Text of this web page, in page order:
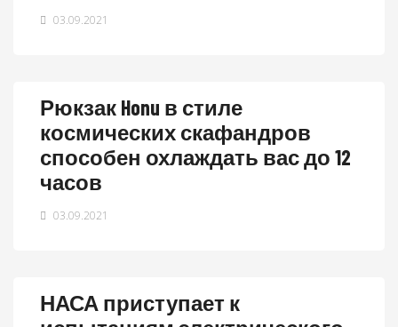
03.09.2021
Рюкзак Honu в стиле
космических скафандров
способен охлаждать вас до 12
часов
03.09.2021
НАСА приступает к